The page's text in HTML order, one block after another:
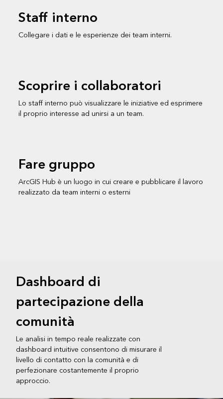
Staff interno
Collegare i dati e le esperienze dei team interni.
Scoprire i collaboratori
Lo staff interno può visualizzare le iniziative ed esprimere
il proprio interesse ad unirsi a un team.
Fare gruppo
ArcGIS Hub è un luogo in cui creare e pubblicare il lavoro
realizzato da team interni o esterni
Dashboard di
partecipazione della
comunità
Le analisi in tempo reale realizzate con
dashboard intuitive consentono di misurare il
livello di contatto con la comunità e di
perfezionare costantemente il proprio
approccio.